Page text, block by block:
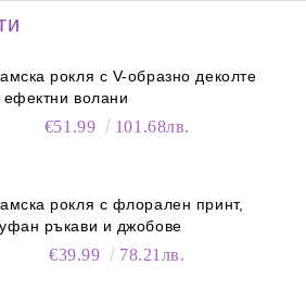
рокля с V-образно деколте
ефектни волани
€51.99 101.68лв.
рокля с флорален принт,
ръкави и джобове
€39.99 78.21лв.